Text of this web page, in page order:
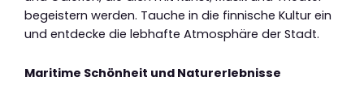
begeistern werden. Tauche in die finnische Kultur ein
und entdecke die lebhafte Atmosphäre der Stadt.
Maritime Schönheit und Naturerlebnisse